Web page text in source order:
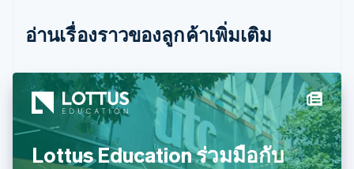
อ่านเรื่องราวของลูกค้าเพิ่มเติม
Lottus Education ร่วมมือกับ
ญี่ปุ่น
日本語English
ไทย
ไทย English
นอร์เวย์
English
นิวซีแลนด์
English